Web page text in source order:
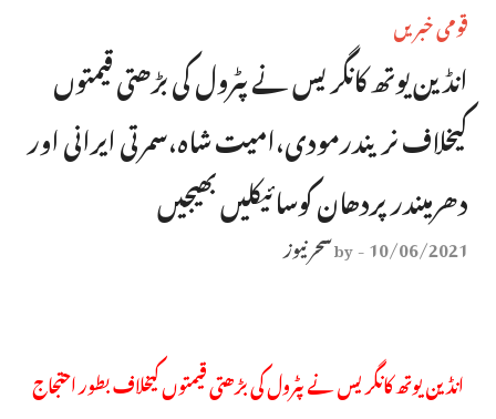
قومی خبریں
انڈین یوتھ کانگریس نے پٹرول کی بڑھتی قیمتوں
کیخلاف نریندرمودی،امیت شاہ،سمرتی ایرانی اور
دھرمیندرپردھان کوسائیکلیں بھیجیں
10/06/2021
-
byسحر نیوز
انڈین یوتھ کانگریس نے پٹرول کی بڑھتی قیمتوں کیخلاف بطور احتجاج